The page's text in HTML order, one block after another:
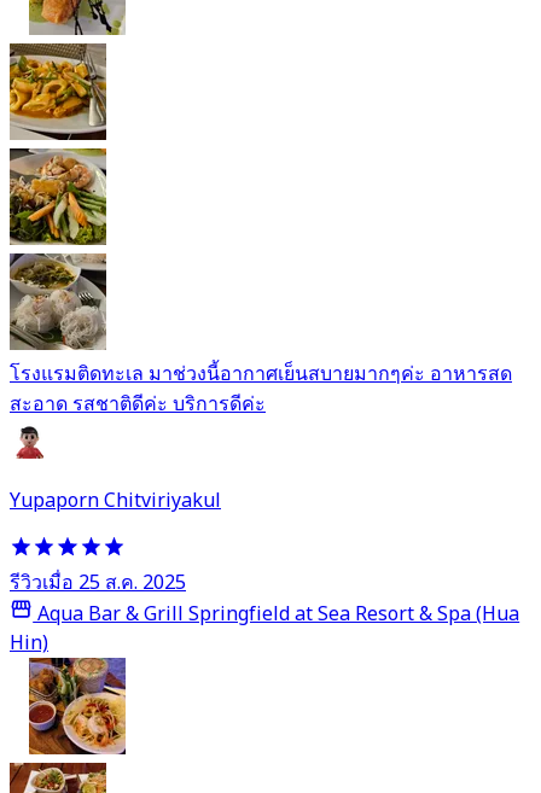
โรงแรมติดทะเล มาช่วงนี้อากาศเย็นสบายมากๆค่ะ อาหารสด
สะอาด รสชาติดีค่ะ บริการดีค่ะ
Yupaporn Chitviriyakul
รีวิวเมื่อ 25 ส.ค. 2025
Aqua Bar & Grill Springfield at Sea Resort & Spa (Hua
Hin)